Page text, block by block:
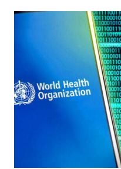
SUR
LE
«
SUR
LES
PAR
DES